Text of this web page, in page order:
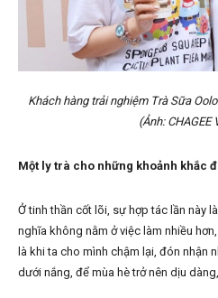
Khách hàng trải nghiệm Trà Sữa
(Ảnh: CHAGEE
Một ly trà cho những khoảnh khắc
Ở tinh thần cốt lõi, sự hợp tác lần này
nghĩa không nằm ở việc làm nhiều
là khi ta cho mình chậm lại, đón nhận
dưới nắng, để mùa hè trở nên dịu